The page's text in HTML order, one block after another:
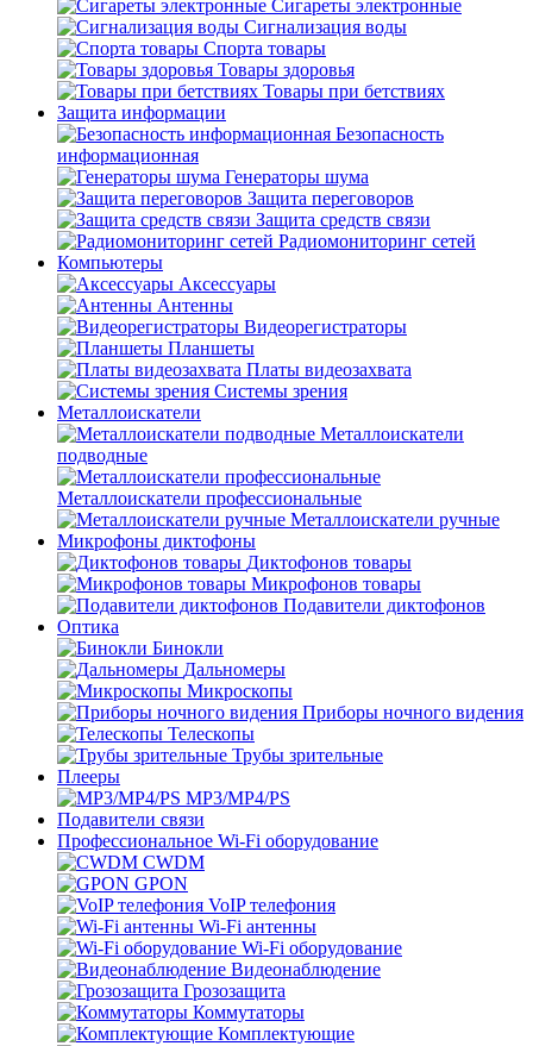
Сигареты электронные
Сигнализация воды
Спорта товары
Товары здоровья
Товары при бетствиях
Защита информации
Безопасность
информационная
Генераторы шума
Защита переговоров
Защита средств связи
Радиомониторинг сетей
Компьютеры
Аксессуары
Антенны
Видеорегистраторы
Планшеты
Платы видеозахвата
Системы зрения
Металлоискатели
Металлоискатели
подводные
Металлоискатели профессиональные
Металлоискатели ручные
Микрофоны диктофоны
Диктофонов товары
Микрофонов товары
Подавители диктофонов
Оптика
Бинокли
Дальномеры
Микроскопы
Приборы ночного видения
Телескопы
Трубы зрительные
Плееры
MP3/MP4/PS
Подавители связи
Профессиональное Wi-Fi оборудование
CWDM
GPON
VoIP телефония
Wi-Fi антенны
Wi-Fi оборудование
Видеонаблюдение
Грозозащита
Коммутаторы
Комплектующие